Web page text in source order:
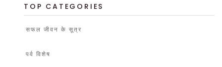
TOP CATEGORIES
सफल जीवन के सूत्र
पर्व विशेष